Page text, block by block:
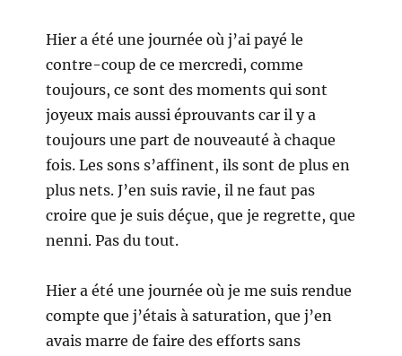
Hier a été une journée où j’ai payé le
contre-coup de ce mercredi, comme
toujours, ce sont des moments qui sont
joyeux mais aussi éprouvants car il y a
toujours une part de nouveauté à chaque
fois. Les sons s’affinent, ils sont de plus en
plus nets. J’en suis ravie, il ne faut pas
croire que je suis déçue, que je regrette, que
nenni. Pas du tout.
Hier a été une journée où je me suis rendue
compte que j’étais à saturation, que j’en
avais marre de faire des efforts sans